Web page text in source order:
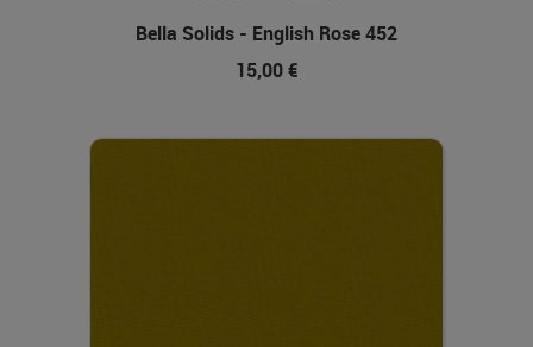
Bella Solids - English Rose 452
15,00 €